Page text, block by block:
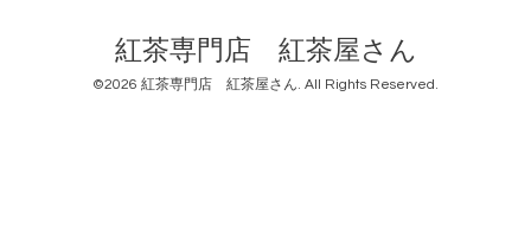
紅茶専門店 紅茶屋さん
©2026 紅茶専門店 紅茶屋さん. All Rights Reserved.